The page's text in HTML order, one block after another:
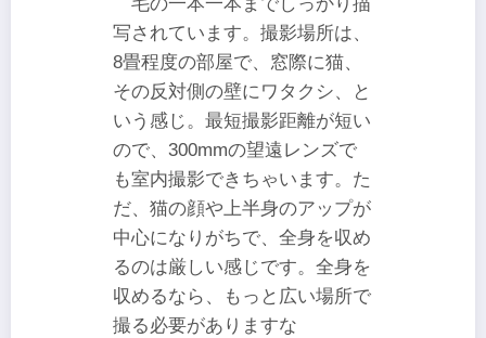
毛の一本一本までしっかり描
写されています。撮影場所は、
8畳程度の部屋で、窓際に猫、
その反対側の壁にワタクシ、と
いう感じ。最短撮影距離が短い
ので、300mmの望遠レンズで
も室内撮影できちゃいます。た
だ、猫の顔や上半身のアップが
中心になりがちで、全身を収め
るのは厳しい感じです。全身を
収めるなら、もっと広い場所で
撮る必要がありますな